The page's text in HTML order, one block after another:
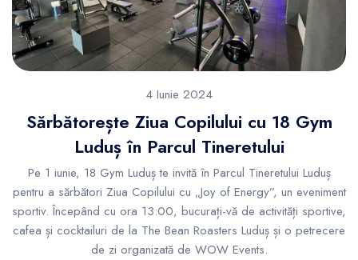
4 Iunie 2024
Sărbătorește Ziua Copilului cu 18 Gym
Luduș în Parcul Tineretului
Pe 1 iunie, 18 Gym Luduș te invită în Parcul Tineretului Luduș
pentru a sărbători Ziua Copilului cu „Joy of Energy”, un eveniment
sportiv. Începând cu ora 13:00, bucurați-vă de activități sportive,
cafea și cocktailuri de la The Bean Roasters Luduș și o petrecere
de zi organizată de WOW Events.